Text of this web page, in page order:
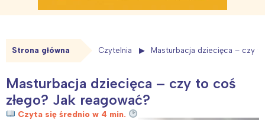
Strona główna Czytelnia Masturbacja dziecięca – czy
Masturbacja dziecięca – czy to coś
złego? Jak reagować?
Czyta się średnio w 4 min.